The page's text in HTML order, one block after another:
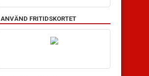
ANVÄND FRITIDSKORTET